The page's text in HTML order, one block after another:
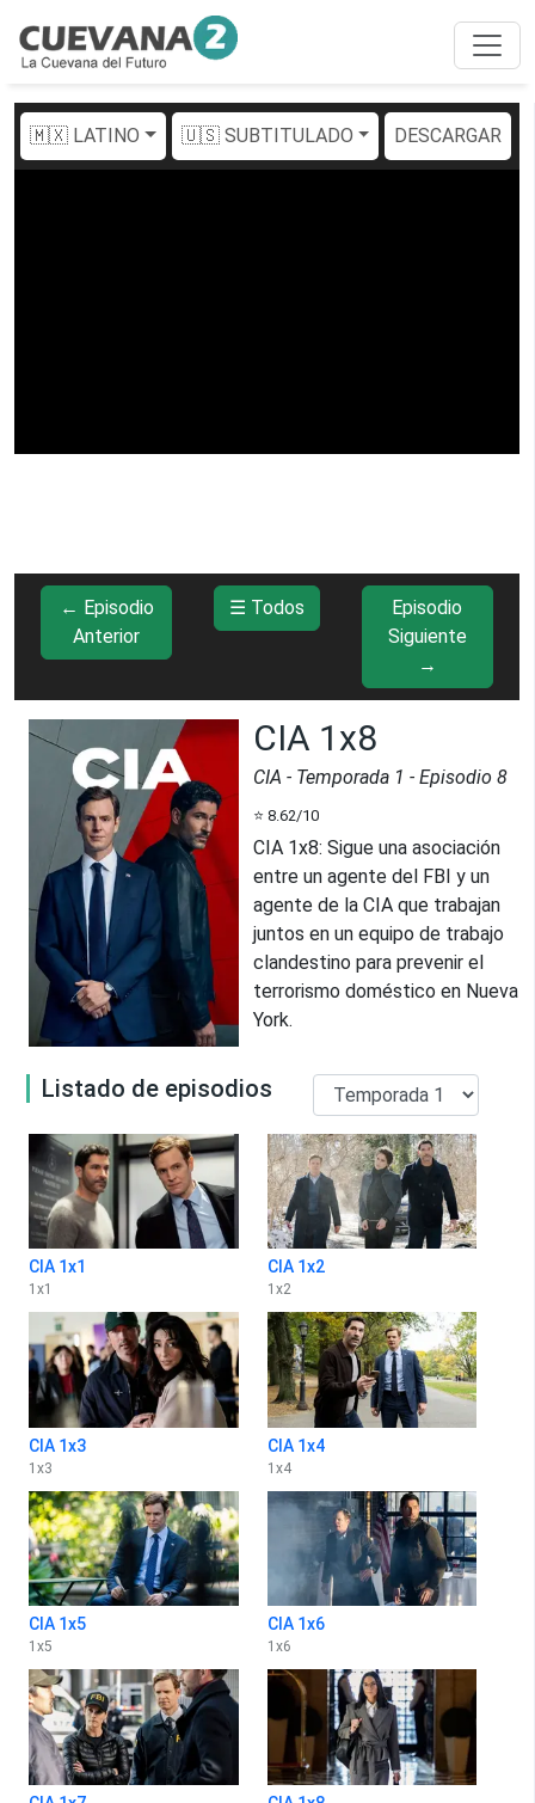
🇲🇽 LATINO 🇺🇸 SUBTITULADO DESCARGAR
← Episodio
Anterior
☰ Todos
Episodio
Siguiente
→
CIA 1x8
CIA - Temporada 1 - Episodio 8
⭐ 8.62/10
CIA 1x8: Sigue una asociación
entre un agente del FBI y un
agente de la CIA que trabajan
juntos en un equipo de trabajo
clandestino para prevenir el
terrorismo doméstico en Nueva
York.
Listado de episodios
CIA 1x1
1 x1
CIA 1x2
1 x2
CIA 1x3
1 x3
CIA 1x4
1 x4
CIA 1x5
1 x5
CIA 1x6
1 x6